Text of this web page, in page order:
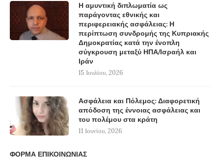
Η αμυντική διπλωματία ως
παράγοντας εθνικής και
περιφερειακής ασφάλειας: Η
περίπτωση συνδρομής της Κυπριακής
Δημοκρατίας κατά την ένοπλη
σύγκρουση μεταξύ ΗΠΑ/Ισραήλ και
Ιράν
15 Ιουλίου, 2026
Ασφάλεια και Πόλεμος: Διαφορετική
απόδοση της έννοιας ασφάλειας και
του πολέμου στα κράτη
11 Ιουνίου, 2026
ΦΟΡΜΑ ΕΠΙΚΟΙΝΩΝΙΑΣ